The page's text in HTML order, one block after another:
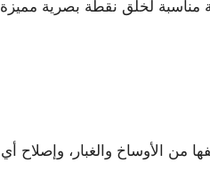
مناسبة لخلق نقطة بصرية مميزة
الأوساخ والغبار، وإصلاح أي